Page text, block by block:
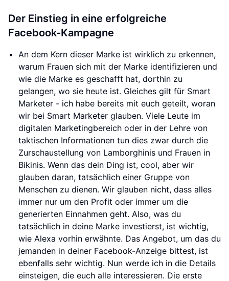
Der Einstieg in eine erfolgreiche
Facebook-Kampagne
An dem Kern dieser Marke ist wirklich zu erkennen,
warum Frauen sich mit der Marke identifizieren und
wie die Marke es geschafft hat, dorthin zu
gelangen, wo sie heute ist. Gleiches gilt für Smart
Marketer - ich habe bereits mit euch geteilt, woran
wir bei Smart Marketer glauben. Viele Leute im
digitalen Marketingbereich oder in der Lehre von
taktischen Informationen tun dies zwar durch die
Zurschaustellung von Lamborghinis und Frauen in
Bikinis. Wenn das dein Ding ist, cool, aber wir
glauben daran, tatsächlich einer Gruppe von
Menschen zu dienen. Wir glauben nicht, dass alles
immer nur um den Profit oder immer um die
generierten Einnahmen geht. Also, was du
tatsächlich in deine Marke investierst, ist wichtig,
wie Alexa vorhin erwähnte. Das Angebot, um das du
jemanden in deiner Facebook-Anzeige bittest, ist
ebenfalls sehr wichtig. Nun werde ich in die Details
einsteigen, die euch alle interessieren. Die erste